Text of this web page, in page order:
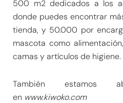
500 m2 dedicados a los
donde puedes encontrar
tienda, y 50.000 por
mascota como
camas y artículos de higiene.
También estamos
en www.kiwoko.com